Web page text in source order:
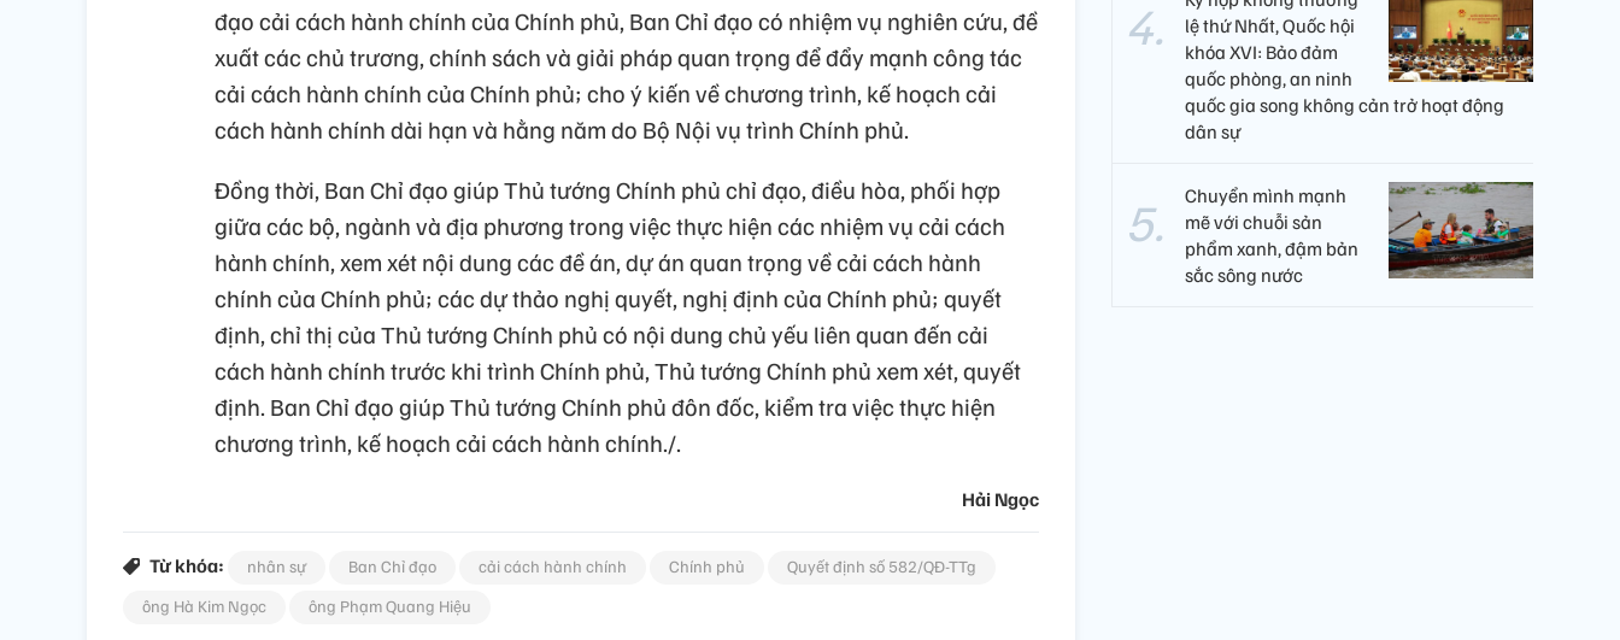
đạo cải cách hành chính của Chính phủ, Ban Chỉ đạo có nhiệm vụ nghiên cứu, đề
xuất các chủ trương, chính sách và giải pháp quan trọng để đẩy mạnh công tác
cải cách hành chính của Chính phủ; cho ý kiến về chương trình, kế hoạch cải
cách hành chính dài hạn và hằng năm do Bộ Nội vụ trình Chính phủ.
Đồng thời, Ban Chỉ đạo giúp Thủ tướng Chính phủ chỉ đạo, điều hòa, phối hợp
giữa các bộ, ngành và địa phương trong việc thực hiện các nhiệm vụ cải cách
hành chính, xem xét nội dung các đề án, dự án quan trọng về cải cách hành
chính của Chính phủ; các dự thảo nghị quyết, nghị định của Chính phủ; quyết
định, chỉ thị của Thủ tướng Chính phủ có nội dung chủ yếu liên quan đến cải
cách hành chính trước khi trình Chính phủ, Thủ tướng Chính phủ xem xét, quyết
định. Ban Chỉ đạo giúp Thủ tướng Chính phủ đôn đốc, kiểm tra việc thực hiện
chương trình, kế hoạch cải cách hành chính./.
Hải Ngọc
Từ khóa: nhân sự Ban Chỉ đạo cải cách hành chính Chính phủ
Quyết định số 582/QĐ-TTg
ông Hà Kim Ngọc
ông Phạm Quang Hiệu
lệ thứ Nhất, Quốc hội
khóa XVI: Bảo đảm
quốc phòng, an ninh
quốc gia song không cản trở hoạt động
dân sự
Chuyển mình mạnh
mẽ với chuỗi sản
phẩm xanh, đậm bản
sắc sông nước